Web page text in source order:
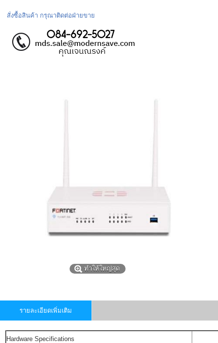
สั่งซื้อสินค้า กรุณาติดต่อฝ่ายขาย
ทำให้ใหญ่สุด
รายละเอียดเพิ่มเติม
Hardware Specifications